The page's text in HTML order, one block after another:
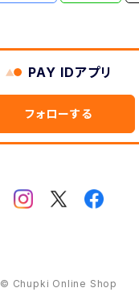
PAY IDアプリ
フォローする
© Chupki Online Shop